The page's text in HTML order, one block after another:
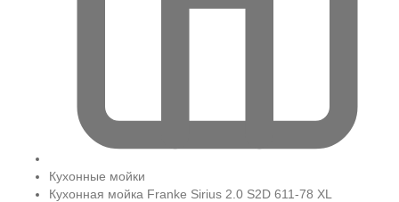
Кухонные мойки
Кухонная мойка Franke Sirius 2.0 S2D 611-78 XL